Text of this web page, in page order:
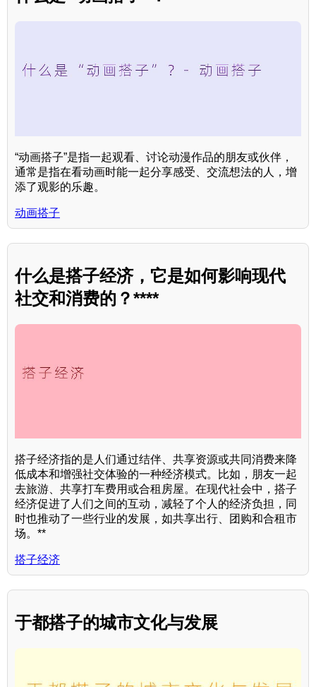
“动画搭子”是指一起观看、讨论动漫作品的朋友或伙伴，
通常是指在看动画时能一起分享感受、交流想法的人，增
添了观影的乐趣。
动画搭子
什么是搭子经济，它是如何影响现代
社交和消费的？****
搭子经济指的是人们通过结伴、共享资源或共同消费来降
低成本和增强社交体验的一种经济模式。比如，朋友一起
去旅游、共享打车费用或合租房屋。在现代社会中，搭子
经济促进了人们之间的互动，减轻了个人的经济负担，同
时也推动了一些行业的发展，如共享出行、团购和合租市
场。**
搭子经济
于都搭子的城市文化与发展